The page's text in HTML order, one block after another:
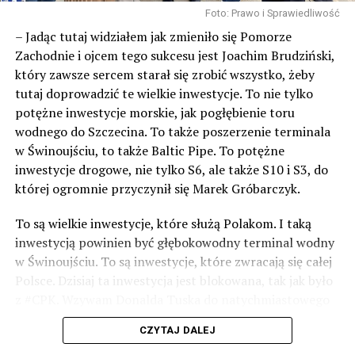
Foto: Prawo i Sprawiedliwość
– Jadąc tutaj widziałem jak zmieniło się Pomorze
Zachodnie i ojcem tego sukcesu jest Joachim Brudziński,
który zawsze sercem starał się zrobić wszystko, żeby
tutaj doprowadzić te wielkie inwestycje. To nie tylko
potężne inwestycje morskie, jak pogłębienie toru
wodnego do Szczecina. To także poszerzenie terminala
w Świnoujściu, to także Baltic Pipe. To potężne
inwestycje drogowe, nie tylko S6, ale także S10 i S3, do
której ogromnie przyczynił się Marek Gróbarczyk.
To są wielkie inwestycje, które służą Polakom. I taką
inwestycją powinien być głębokowodny terminal wodny
w Świnoujściu. To są inwestycje, które zwracają się całej
Polsce. Dzisiaj ta inwestycja jest blokowana, tak jak było
odblokowania CPK.
CZYTAJ DALEJ